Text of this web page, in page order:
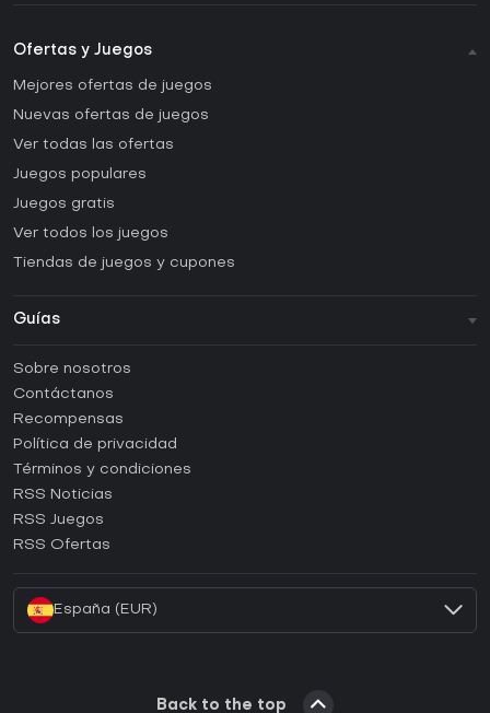
Ofertas y Juegos
Mejores ofertas de juegos
Nuevas ofertas de juegos
Ver todas las ofertas
Juegos populares
Juegos gratis
Ver todos los juegos
Tiendas de juegos y cupones
Guías
Guías y tutoriales
¿Cómo activar una CD Key de Steam?
¿Cómo activar una CD Key de Epic Games?
¿Cómo activar una CD Key de GOG?
¿Cómo activar una CD Key de Ubisoft Connect?
Sobre nosotros
Contáctanos
Recompensas
Política de privacidad
Términos y condiciones
RSS Noticias
RSS Juegos
RSS Ofertas
España (EUR)
Back to the top